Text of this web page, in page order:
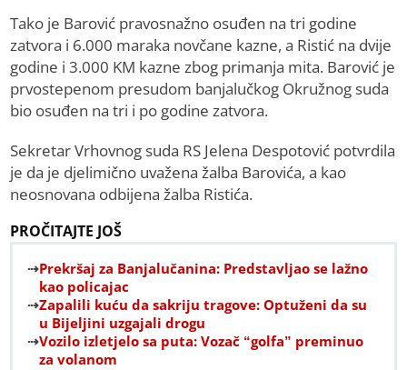
Tako je Barović pravosnažno osuđen na tri godine
zatvora i 6.000 maraka novčane kazne, a Ristić na dvije
godine i 3.000 KM kazne zbog primanja mita. Barović je
prvostepenom presudom banjalučkog Okružnog suda
bio osuđen na tri i po godine zatvora.
Sekretar Vrhovnog suda RS Jelena Despotović potvrdila
je da je djelimično uvažena žalba Barovića, a kao
neosnovana odbijena žalba Ristića.
PROČITAJTE JOŠ
Prekršaj za Banjalučanina: Predstavljao se lažno
kao policajac
Zapalili kuću da sakriju tragove: Optuženi da su
u Bijeljini uzgajali drogu
Vozilo izletjelo sa puta: Vozač “golfa” preminuo
za volanom